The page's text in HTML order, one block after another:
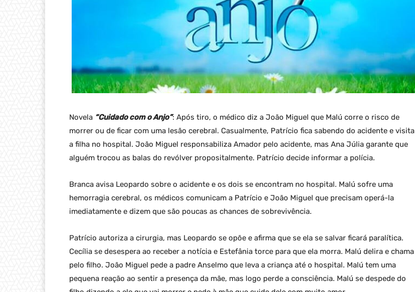
Novela “Cuidado com o Anjo”: Após tiro, o médico diz a João Miguel que Malú corre o risco de
morrer ou de ficar com uma lesão cerebral. Casualmente, Patrício fica sabendo do acidente e visita
a filha no hospital. João Miguel responsabiliza Amador pelo acidente, mas Ana Júlia garante que
alguém trocou as balas do revólver propositalmente. Patrício decide informar a polícia.
Branca avisa Leopardo sobre o acidente e os dois se encontram no hospital. Malú sofre uma
hemorragia cerebral, os médicos comunicam a Patrício e João Miguel que precisam operá-la
imediatamente e dizem que são poucas as chances de sobrevivência.
Patrício autoriza a cirurgia, mas Leopardo se opõe e afirma que se ela se salvar ficará paralítica.
Cecília se desespera ao receber a notícia e Estefânia torce para que ela morra. Malú delira e chama
pelo filho. João Miguel pede a padre Anselmo que leva a criança até o hospital. Malú tem uma
pequena reação ao sentir a presença da mãe, mas logo perde a consciência. Malú se despede do